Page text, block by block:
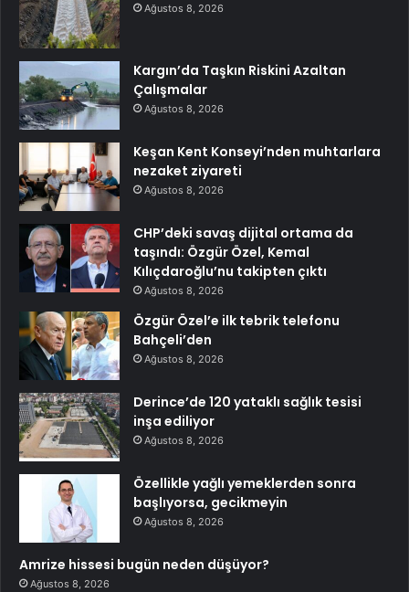
Ağustos 8, 2026
Kargın’da Taşkın Riskini Azaltan
Çalışmalar
Ağustos 8, 2026
Keşan Kent Konseyi’nden muhtarlara
nezaket ziyareti
Ağustos 8, 2026
CHP’deki savaş dijital ortama da
taşındı: Özgür Özel, Kemal
Kılıçdaroğlu’nu takipten çıktı
Ağustos 8, 2026
Özgür Özel’e ilk tebrik telefonu
Bahçeli’den
Ağustos 8, 2026
Derince’de 120 yataklı sağlık tesisi
inşa ediliyor
Ağustos 8, 2026
Özellikle yağlı yemeklerden sonra
başlıyorsa, gecikmeyin
Ağustos 8, 2026
Amrize hissesi bugün neden düşüyor?
Ağustos 8, 2026